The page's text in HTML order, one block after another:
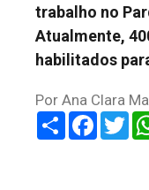
trabalho no
Atualmente,
habilitados
Por Ana Clara
Share